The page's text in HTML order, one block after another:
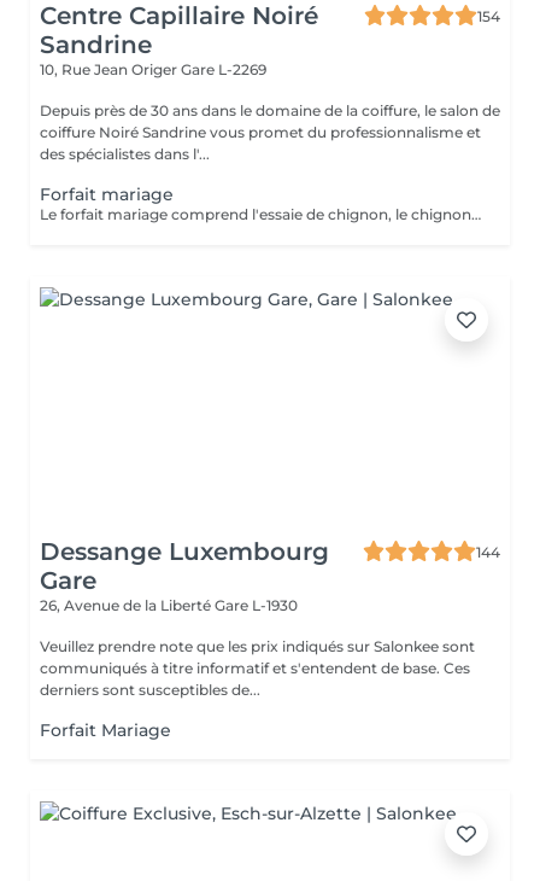
Centre Capillaire Noiré
Sandrine
154
10, Rue Jean Origer Gare L-2269
Depuis près de 30 ans dans le domaine de la coiffure, le salon de
coiffure Noiré Sandrine vous promet du professionnalisme et
des spécialistes dans l'...
Forfait mariage
Le forfait mariage comprend l'essaie de chignon, le chignon, une manucure avec vernis et un maquillage
Dessange Luxembourg
Gare
144
26, Avenue de la Liberté Gare L-1930
Veuillez prendre note que les prix indiqués sur Salonkee sont
communiqués à titre informatif et s'entendent de base. Ces
derniers sont susceptibles de...
Forfait Mariage